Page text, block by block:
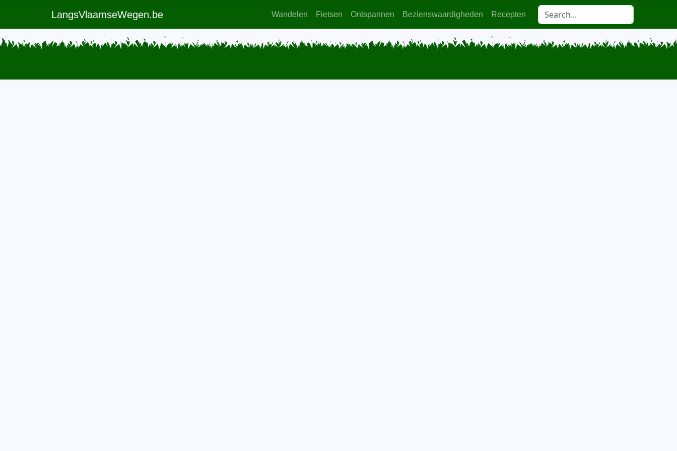
LangsVlaamseWegen.be Wandelen Fietsen Ontspannen Bezienswaardigheden Recepten